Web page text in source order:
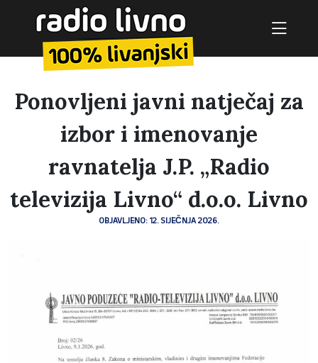
Ponovljeni javni natječaj za
izbor i imenovanje
ravnatelja J.P. „Radio
televizija Livno“ d.o.o. Livno
OBJAVLJENO: 12. SIJEČNJA 2026.